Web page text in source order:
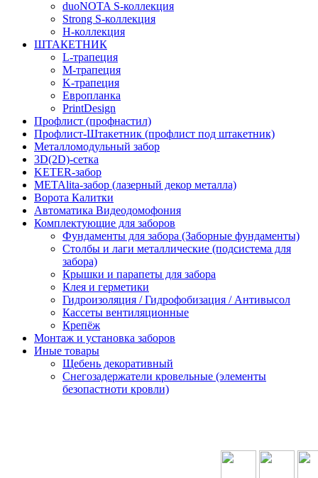
duoNOTA S-коллекция
Strong S-коллекция
H-коллекция
ШТАКЕТНИК
L-трапеция
M-трапеция
K-трапеция
Европланка
PrintDesign
Профлист (профнастил)
Профлист-Штакетник (профлист под штакетник)
Металломодульный забор
3D(2D)-сетка
KETER-забор
METAlita-забор (лазерный декор металла)
Ворота Калитки
Автоматика Видеодомофония
Комплектующие для заборов
Фундаменты для забора (Заборные фундаменты)
Столбы и лаги металлические (подсистема для
забора)
Крышки и парапеты для забора
Клея и герметики
Гидроизоляция / Гидрофобизация / Антивысол
Кассеты вентиляционные
Крепёж
Монтаж и установка заборов
Иные товары
Щебень декоративный
Снегозадержатели кровельные (элементы
безопастноти кровли)